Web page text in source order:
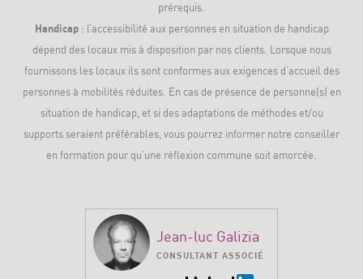
Jean-luc Galizia
CONSULTANT ASSOCIÉ
prérequis.
Handicap: l’accessibilité aux personnes en situation de handicap
dépend des locaux mis à disposition par nos clients. Lorsque nous
fournissons les locaux ils sont conformes aux exigences d’accueil des
personnes à mobilités réduites. En cas de présence de personne(s) en
situation de handicap, et si des adaptations de méthodes et/ou
supports seraient préférables, vous pourrez informer notre conseiller
en formation pour qu’une réflexion commune soit amorcée.